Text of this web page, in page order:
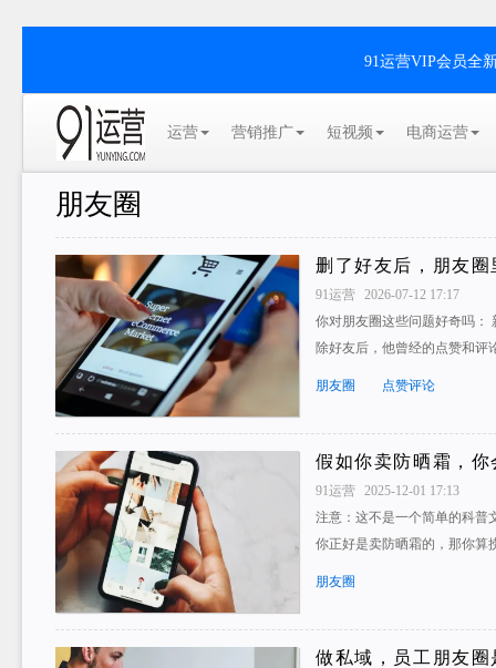
91运营VIP会员全
运营 营销推广 短视频 电商运营
朋友圈
删了好友后，朋友
91运营 2026-07-12 17:17
你对朋友圈这些问题好奇吗：
除好友后，他曾经的点赞和
朋友圈 点赞评论
假如你卖防晒霜，
91运营 2025-12-01 17:13
注意：这不是一个简单的科普
你正好是卖防晒霜的，那你
朋友圈
做私域，员工朋友